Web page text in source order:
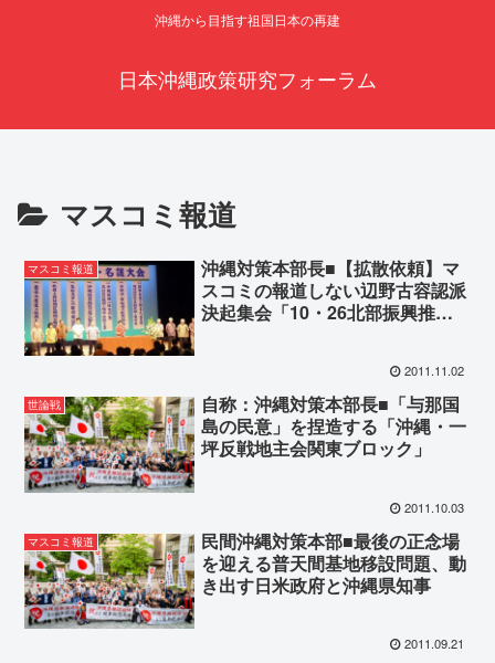
沖縄から目指す祖国日本の再建
日本沖縄政策研究フォーラム
マスコミ報道
マスコミ報道
沖縄対策本部長■【拡散依頼】マ
スコミの報道しない辺野古容認派
決起集会「10・26北部振興推
2011.11.02
世論戦
自称：沖縄対策本部長■「与那国
島の民意」を捏造する「沖縄・一
坪反戦地主会関東ブロック」
2011.10.03
マスコミ報道
民間沖縄対策本部■最後の正念場
を迎える普天間基地移設問題、動
き出す日米政府と沖縄県知事
2011.09.21